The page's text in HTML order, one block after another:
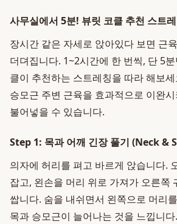
사무실에서 5분! 뷰릿 코클 추천 스트
장시간 같은 자세로 앉아있다 보면 근
더뎌집니다. 1~2시간에 한 번씩, 단 5
클이 추천하는 스트레칭을 따라 해보
승모근 주변 근육을 효과적으로 이완
불어넣을 수 있습니다.
Step 1: 목과 어깨 긴장 풀기 (Neck &
의자에 허리를 펴고 바르게 앉습니다.
잡고, 왼손을 머리 위로 가져가 오른쪽
쌉니다. 숨을 내쉬면서 왼쪽으로 머리
목과 승모근이 늘어나는 것을 느낍니